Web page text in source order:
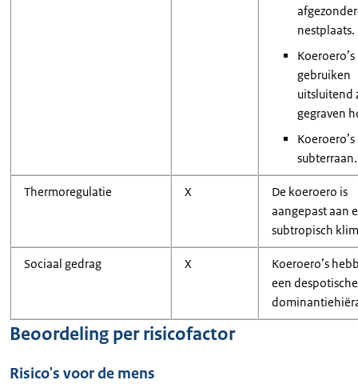
nestplaats.
Koeroero’s
gebruiken
uitsluitend
gegraven
subterraan.
Thermoregulatie X
De koeroero is
aangepast aan
subtropisch
Sociaal gedrag X
Koeroero’s
een despotische
Beoordeling per risicofactor
Risico's voor de mens